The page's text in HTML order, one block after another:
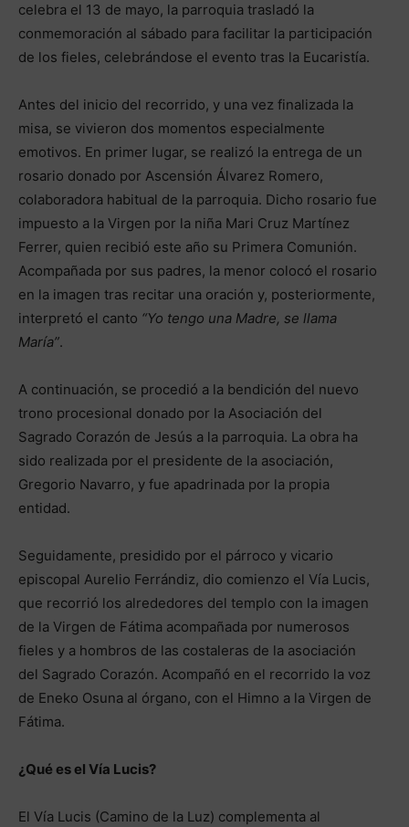
celebra el 13 de mayo, la parroquia trasladó la
conmemoración al sábado para facilitar la participación
de los fieles, celebrándose el evento tras la Eucaristía.
Antes del inicio del recorrido, y una vez finalizada la
misa, se vivieron dos momentos especialmente
emotivos. En primer lugar, se realizó la entrega de un
rosario donado por Ascensión Álvarez Romero,
colaboradora habitual de la parroquia. Dicho rosario fue
impuesto a la Virgen por la niña Mari Cruz Martínez
Ferrer, quien recibió este año su Primera Comunión.
Acompañada por sus padres, la menor colocó el rosario
en la imagen tras recitar una oración y, posteriormente,
interpretó el canto “Yo tengo una Madre, se llama
María”.
A continuación, se procedió a la bendición del nuevo
trono procesional donado por la Asociación del
Sagrado Corazón de Jesús a la parroquia. La obra ha
sido realizada por el presidente de la asociación,
Gregorio Navarro, y fue apadrinada por la propia
entidad.
Seguidamente, presidido por el párroco y vicario
episcopal Aurelio Ferrándiz, dio comienzo el Vía Lucis,
que recorrió los alrededores del templo con la imagen
de la Virgen de Fátima acompañada por numerosos
fieles y a hombros de las costaleras de la asociación
del Sagrado Corazón. Acompañó en el recorrido la voz
de Eneko Osuna al órgano, con el Himno a la Virgen de
Fátima.
¿Qué es el Vía Lucis?
El Vía Lucis (Camino de la Luz) complementa al